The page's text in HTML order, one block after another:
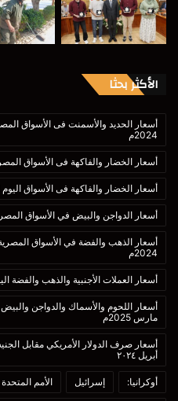
الأكثر بحثا
2024م
أسعار الخضار والفاكهة فى الأسواق المصرية اليوم
أسعار الخضار والفاكهة فى الأسواق اليوم الأحد
أسعار الدواجن والبيض في الأسواق المصرية اليوم
2024م
أسعار العملات الأجنبية والذهب والفضة اليوم
مارس 2025م
أبريل ٢٠٢٤
أوكرانيا: إسرائيل الأمم المتحدة